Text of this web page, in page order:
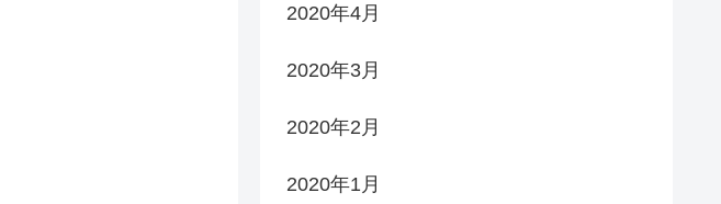
2020年4月
2020年3月
2020年2月
2020年1月